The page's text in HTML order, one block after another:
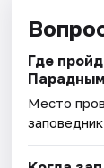
Где
Место